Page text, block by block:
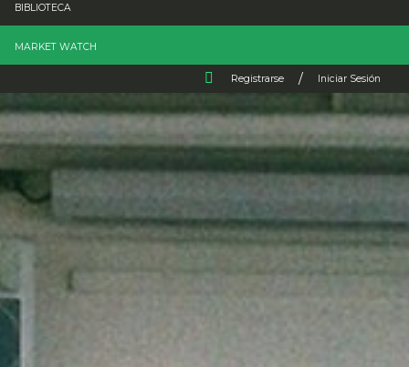
BIBLIOTECA
MARKET WATCH
Registrarse / Iniciar Sesión